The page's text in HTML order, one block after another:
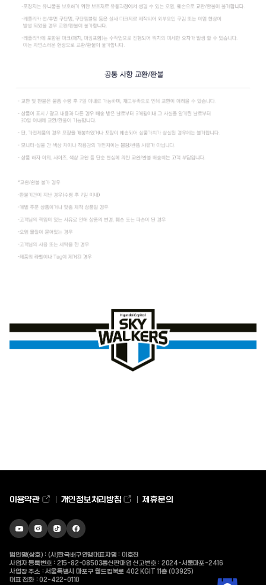
이용약관 개인정보처리방침 제휴문의
유튜브
바로가기
인스타그램
바로가기
틱톡
바로가기
페이스북
바로가기
법인명(상호) : (사)한국배구연맹 대표자명 : 이호진
사업자 등록번호 : 215-82-08503통신판매업 신고번호 : 2024-서울마포-2416
사업장 주소 : 서울특별시 마포구 월드컵북로 402 KGIT 11층 (03925)
대표 전화 :02-422-0110